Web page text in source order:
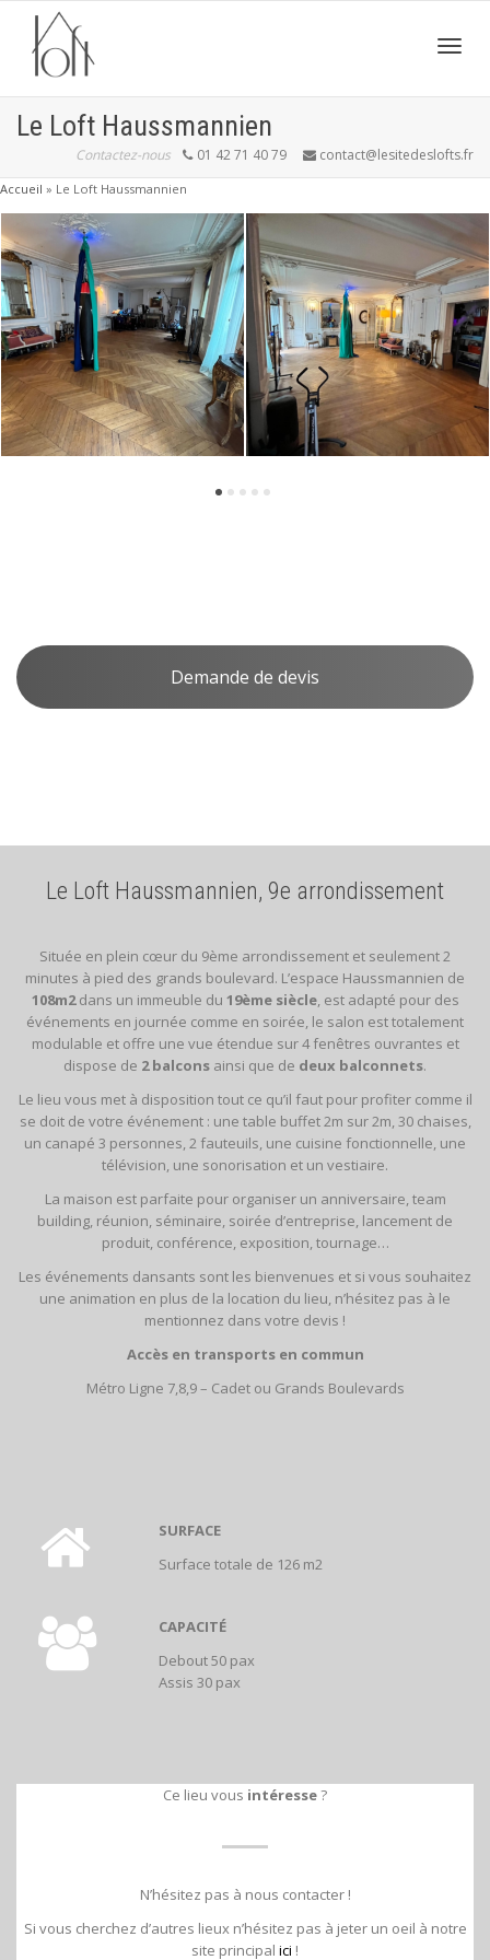
Le Loft Haussmannien
Contactez-nous 01 42 71 40 79 contact@lesitedeslofts.fr
Accueil » Le Loft Haussmannien
Demande de devis
Le Loft Haussmannien, 9e arrondissement
Située en plein cœur du 9ème arrondissement et seulement 2
minutes à pied des grands boulevard. L’espace Haussmannien de
108m2dans un immeuble du 19ème siècle, est adapté pour des
événements en journée comme en soirée, le salon est totalement
modulable et offre une vue étendue sur 4 fenêtres ouvrantes et
dispose de 2 balcons ainsi que de deux balconnets.
Le lieu vous met à disposition tout ce qu’il faut pour profiter comme il
se doit de votre événement : une table buffet 2m sur 2m, 30 chaises,
un canapé 3 personnes, 2 fauteuils, une cuisine fonctionnelle, une
télévision, une sonorisation et un vestiaire.
La maison est parfaite pour organiser un anniversaire, team
building, réunion, séminaire, soirée d’entreprise, lancement de
produit, conférence, exposition, tournage…
Les événements dansants sont les bienvenues et si vous souhaitez
une animation en plus de la location du lieu, n’hésitez pas à le
mentionnez dans votre devis !
Accès en transports en commun
Métro Ligne 7,8,9 – Cadet ou Grands Boulevards
SURFACE
Surface totale de 126 m2
CAPACITÉ
Debout 50 pax
Assis 30 pax
Ce lieu vous intéresse?
N’hésitez pas à nous contacter !
Si vous cherchez d’autres lieux n’hésitez pas à jeter un oeil à notre
site principal ici !